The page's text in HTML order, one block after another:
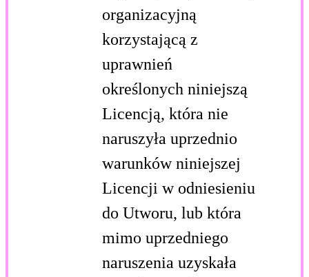
organizacyjną
korzystającą z
uprawnień
określonych niniejszą
Licencją, która nie
naruszyła uprzednio
warunków niniejszej
Licencji w odniesieniu
do Utworu, lub która
mimo uprzedniego
naruszenia uzyskała